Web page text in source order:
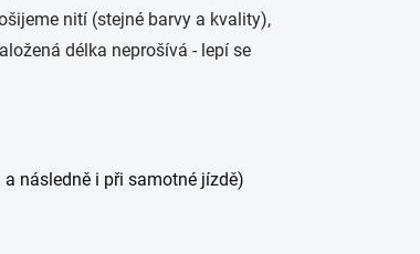
nití (stejné barvy a kvality),
délka neprošívá - lepí se
následně i při samotné jízdě)